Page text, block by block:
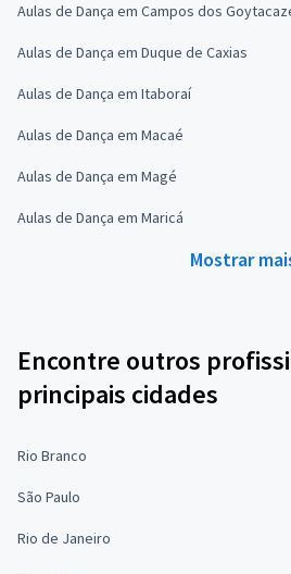
Aulas de Dança em Campos dos
Aulas de Dança em Duque de Caxias
Aulas de Dança em Itaboraí
Aulas de Dança em Macaé
Aulas de Dança em Magé
Aulas de Dança em Maricá
Mostrar
Encontre outros
principais cidades
Rio Branco
São Paulo
Rio de Janeiro